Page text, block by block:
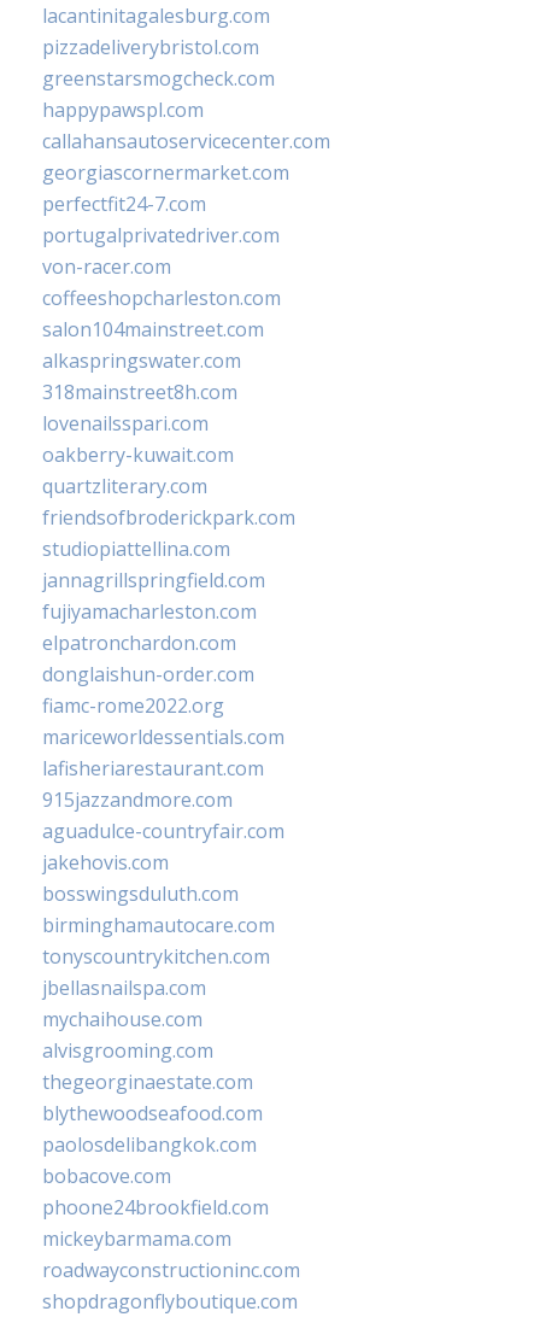
lacantinitagalesburg.com
pizzadeliverybristol.com
greenstarsmogcheck.com
happypawspl.com
callahansautoservicecenter.com
georgiascornermarket.com
perfectfit24-7.com
portugalprivatedriver.com
von-racer.com
coffeeshopcharleston.com
salon104mainstreet.com
alkaspringswater.com
318mainstreet8h.com
lovenailsspari.com
oakberry-kuwait.com
quartzliterary.com
friendsofbroderickpark.com
studiopiattellina.com
jannagrillspringfield.com
fujiyamacharleston.com
elpatronchardon.com
donglaishun-order.com
fiamc-rome2022.org
mariceworldessentials.com
lafisheriarestaurant.com
915jazzandmore.com
aguadulce-countryfair.com
jakehovis.com
bosswingsduluth.com
birminghamautocare.com
tonyscountrykitchen.com
jbellasnailspa.com
mychaihouse.com
alvisgrooming.com
thegeorginaestate.com
blythewoodseafood.com
paolosdelibangkok.com
bobacove.com
phoone24brookfield.com
mickeybarmama.com
roadwayconstructioninc.com
shopdragonflyboutique.com